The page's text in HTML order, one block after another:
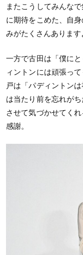
またこうしてみんな
に期待をこめた、自
みがたくさんあります
一方で古田は「僕に
ィントンには頑張っ
戸は「パディントン
は当たり前を忘れが
させて気づかせてく
感謝。